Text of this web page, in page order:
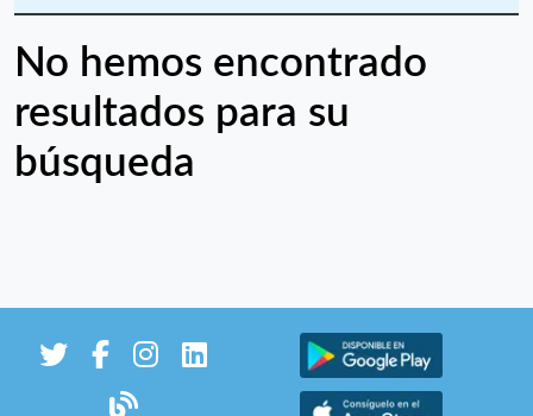
No hemos encontrado
resultados para su
búsqueda